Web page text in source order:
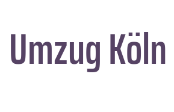
Umzug Köln